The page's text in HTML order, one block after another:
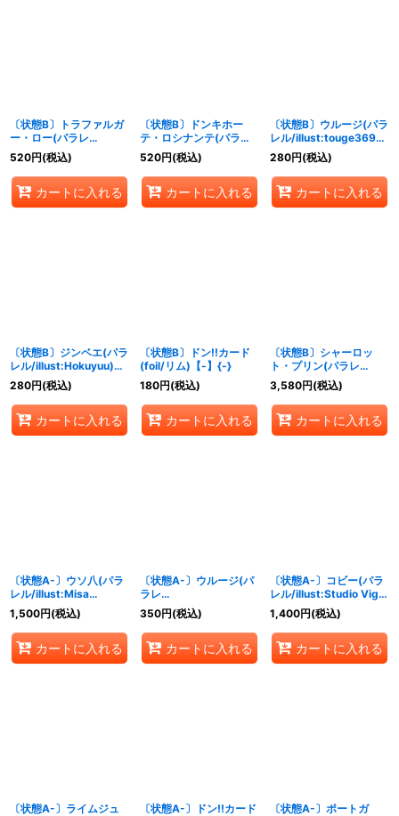
〔状態B〕トラファルガ
ー・ロー(パラレ
ル/illust:Morechand)
【SR/P】{ST17-002}
520円(税込)
カートに入れる
〔状態B〕ドンキホー
テ・ロシナンテ(パラレ
ル/illust:BISAI)【R/P】
{OP05-030}
520円(税込)
カートに入れる
〔状態B〕ウルージ(パラ
レル/illust:touge369)
【R/P】{OP07-021}
280円(税込)
カートに入れる
〔状態B〕ジンベエ(パラ
レル/illust:Hokuyuu)
【P/P】{P-063}
280円(税込)
カートに入れる
〔状態B〕ドン!!カード
(foil/リム)【-】{-}
180円(税込)
カートに入れる
〔状態B〕シャーロッ
ト・プリン(パラレ
ル/illust:Hashimoto Q)
【SP】{OP06-047}
3,580円(税込)
カートに入れる
〔状態A-〕ウソ八(パラ
レル/illust:Misa
Matoki)【C/P】{ST18-
001}
1,500円(税込)
カートに入れる
〔状態A-〕ウルージ(パ
ラレ
ル/illust:touge369)
【R/P】{OP07-021}
350円(税込)
カートに入れる
〔状態A-〕コビー(パラ
レル/illust:Studio Vigor
Co.Ltd)【R/P】
{PRB02-001}
1,400円(税込)
カートに入れる
〔状態A-〕ライムジュ
〔状態A-〕ドン!!カード
〔状態A-〕ポートガ